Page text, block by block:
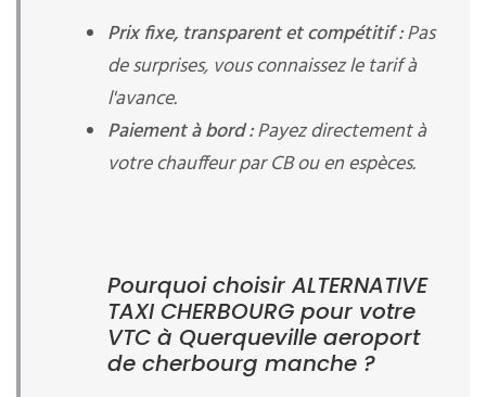
Prix fixe, transparent et compétitif :Pas
de surprises, vous connaissez le tarif à
l'avance.
Paiement à bord :Payez directement à
votre chauffeur par CB ou en espèces.
Pourquoi choisir ALTERNATIVE
TAXI CHERBOURG pour votre
VTC à Querqueville aeroport
de cherbourg manche ?